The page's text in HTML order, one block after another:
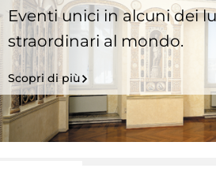
Eventi unici in alcuni dei
straordinari al mondo.
Scopri di più